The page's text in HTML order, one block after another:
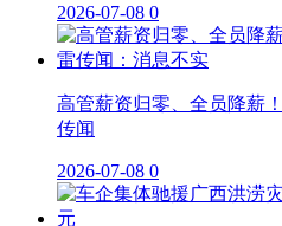
2026-07-08 0
高管薪资归零、全员降薪
传闻
2026-07-08 0